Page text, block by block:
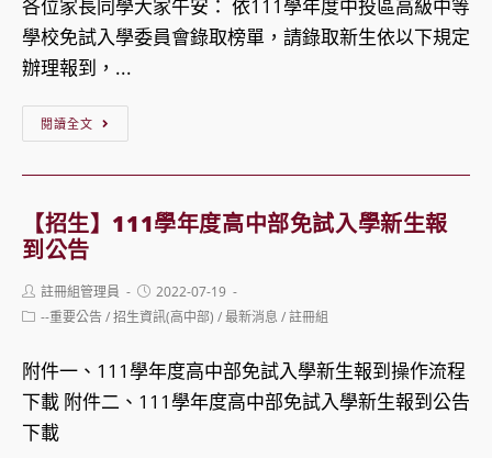
說
明。
學
年
獨
生
簡
各位家長同學大家午安： 依111學年度中投區高級中等
學校免試入學委員會錄取榜單，請錄取新生依以下規定
辦理報到，...
閱讀全文
111
學
中
區
高
【招生】111學年度高中部免試入學新生報
到公告
Post
author:
註冊組管理員
Post
published:
2022-07-19
Post--重要公告/招生資訊(高中部) /最新消息 /註冊組
附件一、111學年度高中部免試入學新生報到操作流程
下載 附件二、111學年度高中部免試入學新生報到公告
下載